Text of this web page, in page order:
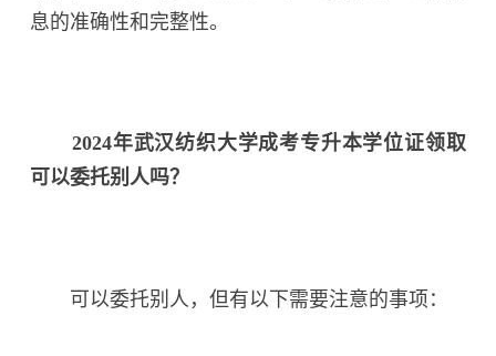
息的准确性和完整性。
2024年武汉纺织大学成考专升本学位证领取
可以委托别人吗？
可以委托别人，但有以下需要注意的事项：